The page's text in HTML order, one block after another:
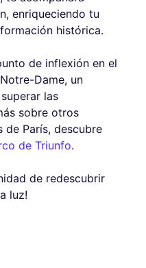
enriqueciendo tu
histórica.
de inflexión en el
Dame, un
las
sobre otros
de París, descubre
de Triunfo.
de redescubrir
luz!